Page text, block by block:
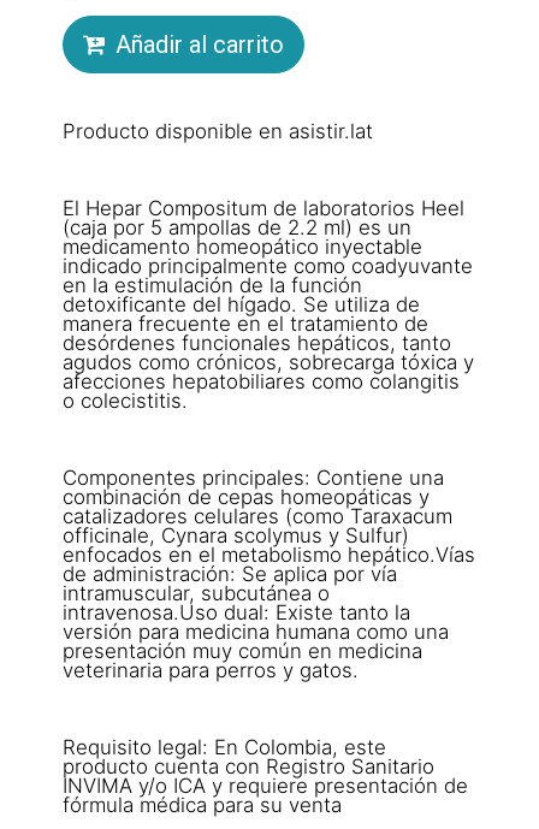
Añadir al carrito
Producto disponible en asistir.lat
El Hepar Compositum de laboratorios Heel
(caja por 5 ampollas de 2.2 ml) es un
medicamento homeopático inyectable
indicado principalmente como coadyuvante
en la estimulación de la función
detoxificante del hígado. Se utiliza de
manera frecuente en el tratamiento de
desórdenes funcionales hepáticos, tanto
agudos como crónicos, sobrecarga tóxica y
afecciones hepatobiliares como colangitis
o colecistitis.
Componentes principales: Contiene una
combinación de cepas homeopáticas y
catalizadores celulares (como Taraxacum
officinale, Cynara scolymus y Sulfur)
enfocados en el metabolismo hepático.Vías
de administración: Se aplica por vía
intramuscular, subcutánea o
intravenosa.Uso dual: Existe tanto la
versión para medicina humana como una
presentación muy común en medicina
veterinaria para perros y gatos.
Requisito legal: En Colombia, este
producto cuenta con Registro Sanitario
INVIMA y/o ICA y requiere presentación de
fórmula médica para su venta